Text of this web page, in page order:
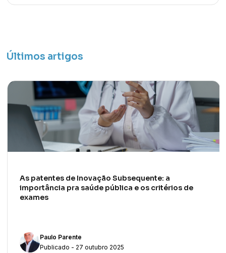
Últimos artigos
As patentes de Inovação Subsequente: a
importância pra saúde pública e os critérios de
exames
Paulo Parente
Publicado - 27 outubro 2025